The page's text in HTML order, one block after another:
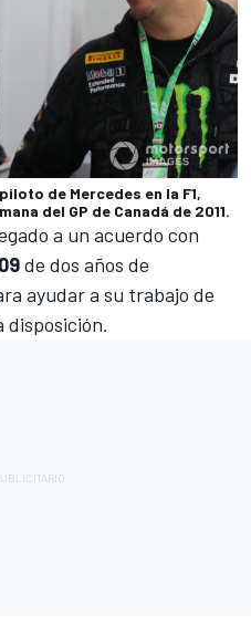
de Mercedes en la F1,
del GP de Canadá de 2011.
a un acuerdo con
de dos años de
ayudar a su trabajo de
disposición.